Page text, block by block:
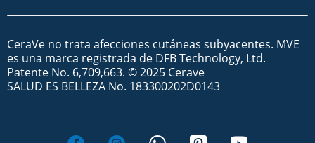
CeraVe no trata afecciones cutáneas subyacentes. MVE
es una marca registrada de DFB Technology, Ltd.
Patente No. 6,709,663. © 2025 Cerave
SALUD ES BELLEZA No. 183300202D0143